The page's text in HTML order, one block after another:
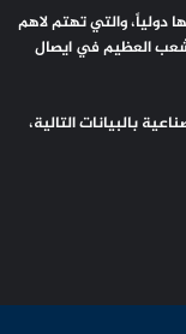
دولياً، والتي تهتم لاهم
العظيم في ايصال
بالبيانات التالية،